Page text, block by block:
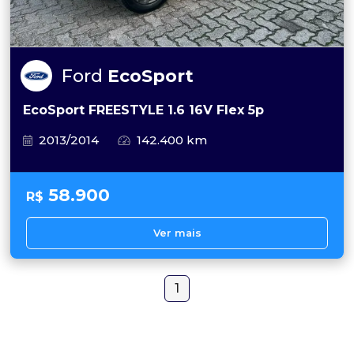
Ford EcoSport
EcoSport FREESTYLE 1.6 16V Flex 5p
2013/2014
142.400 km
R$ 58.900
Ver mais
1